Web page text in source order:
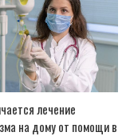
лечение
на дому от помощи в